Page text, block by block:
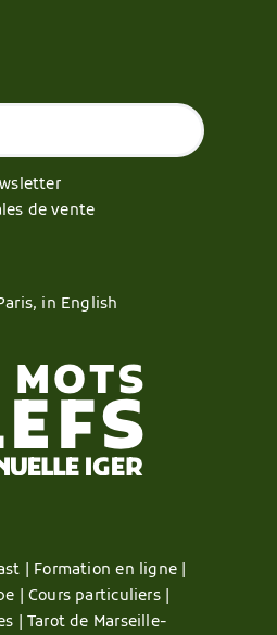
de vente
in English
| Formation en ligne |
|Cours particuliers |
|Tarot de Marseille-